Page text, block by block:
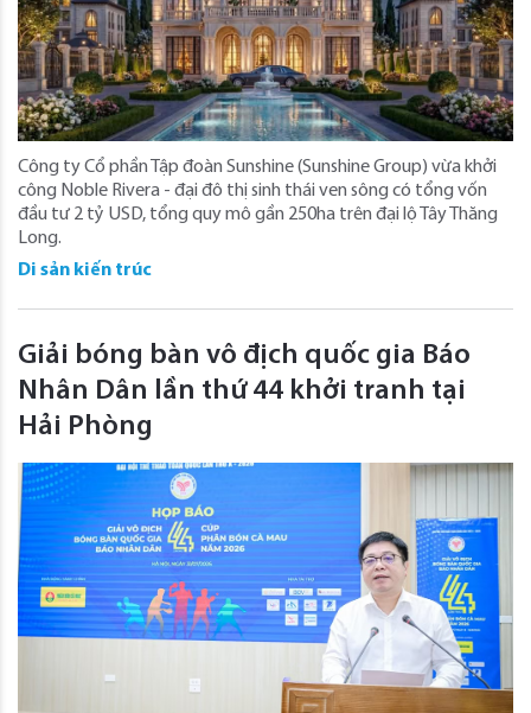
Công ty Cổ phần Tập đoàn Sunshine (Sunshine Group) vừa khởi
công Noble Rivera - đại đô thị sinh thái ven sông có tổng vốn
đầu tư 2 tỷ USD, tổng quy mô gần 250ha trên đại lộ Tây Thăng
Long.
Di sản kiến trúc
Giải bóng bàn vô địch quốc gia Báo
Nhân Dân lần thứ 44 khởi tranh tại
Hải Phòng